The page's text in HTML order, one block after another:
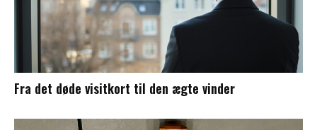
Fra det døde visitkort til den ægte vinder